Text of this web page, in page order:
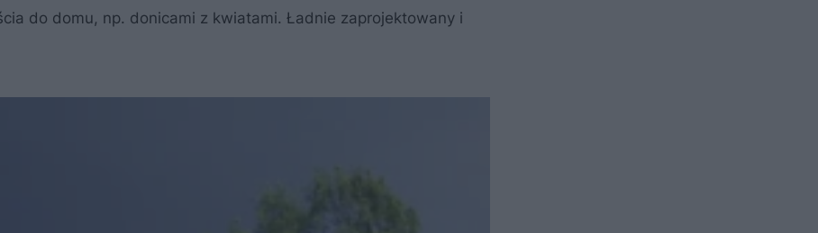
do domu, np. donicami z kwiatami. Ładnie zaprojektowany i